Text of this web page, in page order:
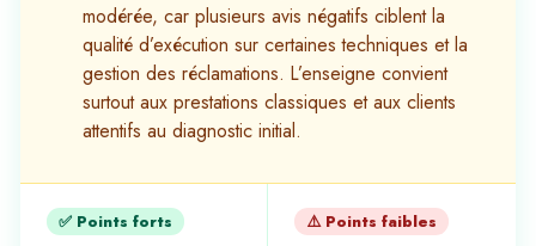
modérée, car plusieurs avis négatifs ciblent la
qualité d’exécution sur certaines techniques et la
gestion des réclamations. L’enseigne convient
surtout aux prestations classiques et aux clients
attentifs au diagnostic initial.
✅ Points forts ⚠️ Points faibles